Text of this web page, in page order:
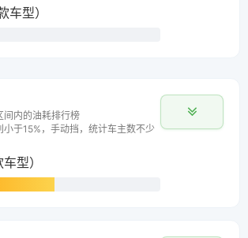
车型）
间内的油耗排行榜
于15%，手动挡，统计车主数不少
型）